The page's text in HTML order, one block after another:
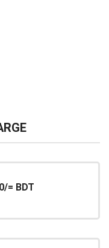
= BDT